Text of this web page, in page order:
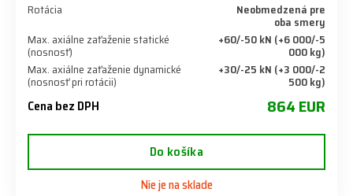
Rotácia Neobmedzená pre
oba smery
Max. axiálne zaťaženie statické
(nosnosť)
+60/-50 kN (+6 000/-5
000 kg)
Max. axiálne zaťaženie dynamické
(nosnosť pri rotácii)
+30/-25 kN (+3 000/-2
500 kg)
Cena bez DPH 864 EUR
Do košíka
Nie je na sklade